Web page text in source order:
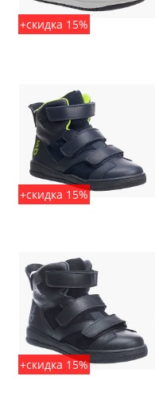
+скидка 15%
+скидка 15%
+скидка 15%